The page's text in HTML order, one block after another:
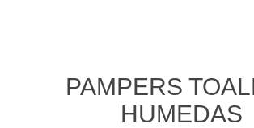
PAMPERS
HUMEDAS